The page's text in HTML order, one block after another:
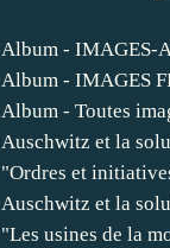
Album - IMAGES-
Album - IMAGES
Album - Toutes
Auschwitz et la
"Ordres et
Auschwitz et la
"Les usines de la